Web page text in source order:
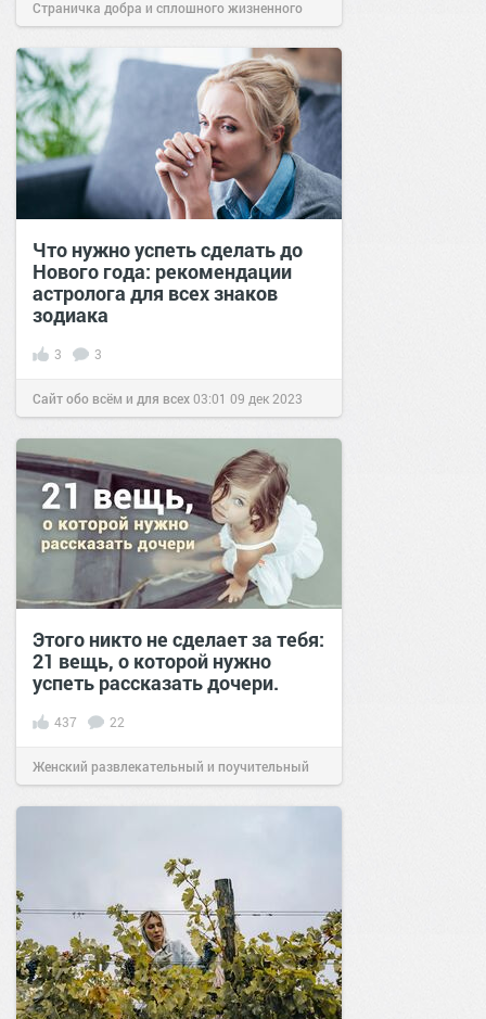
Страничка добра и сплошного жизненного
позитива!
Что нужно успеть сделать до
Нового года: рекомендации
астролога для всех знаков
зодиака
3 3
Сайт обо всём и для всех03:01 09 дек 2023
Этого никто не сделает за тебя:
21 вещь, о которой нужно
успеть рассказать дочери.
437 22
Женский развлекательный и поучительный
сайт.16:1213 авг 2020